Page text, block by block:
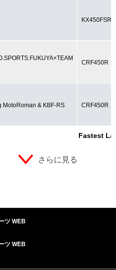
Fastest
KX450FSR
CRF450R
MotoRoman & KBF-RS CRF450R
さらに見る
ツ WEB
ツ WEB